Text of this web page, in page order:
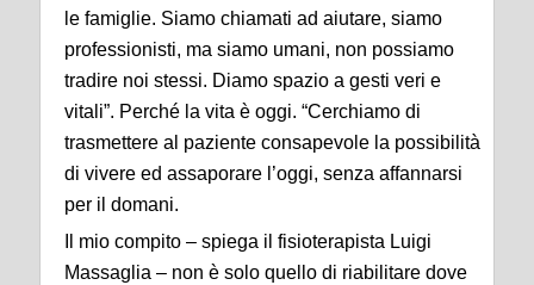
le famiglie. Siamo chiamati ad aiutare, siamo
professionisti, ma siamo umani, non possiamo
tradire noi stessi. Diamo spazio a gesti veri e
vitali”. Perché la vita è oggi. “Cerchiamo di
trasmettere al paziente consapevole la possibilità
di vivere ed assaporare l’oggi, senza affannarsi
per il domani.
Il mio compito – spiega il fisioterapista Luigi
Massaglia – non è solo quello di riabilitare dove